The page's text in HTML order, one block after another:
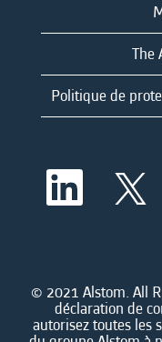
The
Politique de
S
o
d
a
n
s
S
’
o
d
a
n
© 2021 Alstom. All
déclaration de
autorisez toutes les